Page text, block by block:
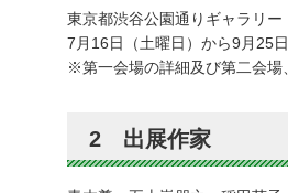
東京都渋谷公園通りギャラリ
7月16日（土曜日）から9月25
※第一会場の詳細及び第二会場
2 出展作家